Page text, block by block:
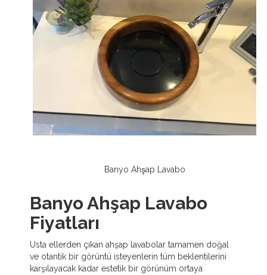
Banyo Ahşap Lavabo
Banyo Ahşap Lavabo
Fiyatları
Usta ellerden çıkan ahşap lavabolar tamamen doğal
ve otantik bir görüntü isteyenlerin tüm beklentilerini
karşılayacak kadar estetik bir görünüm ortaya